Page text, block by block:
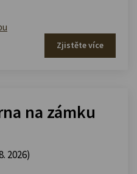
Zjistěte více
na zámku
2026)